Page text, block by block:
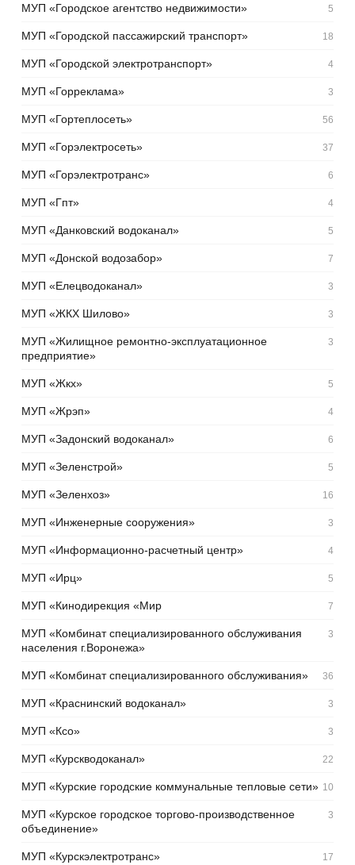
МУП «Городское агентство недвижимости» 5
МУП «Городской пассажирский транспорт» 18
МУП «Городской электротранспорт» 4
МУП «Горреклама» 3
МУП «Гортеплосеть» 56
МУП «Горэлектросеть» 37
МУП «Горэлектротранс» 6
МУП «Гпт» 4
МУП «Данковский водоканал» 5
МУП «Донской водозабор» 7
МУП «Елецводоканал» 3
МУП «ЖКХ Шилово» 3
МУП «Жилищное ремонтно-эксплуатационное
предприятие»
3
МУП «Жкх» 5
МУП «Жрэп» 4
МУП «Задонский водоканал» 6
МУП «Зеленстрой» 5
МУП «Зеленхоз» 16
МУП «Инженерные сооружения» 3
МУП «Информационно-расчетный центр» 4
МУП «Ирц» 5
МУП «Кинодирекция «Мир 7
МУП «Комбинат специализированного обслуживания
населения г.Воронежа»
3
МУП «Комбинат специализированного обслуживания» 36
МУП «Краснинский водоканал» 3
МУП «Ксо» 3
МУП «Курскводоканал» 22
МУП «Курские городские коммунальные тепловые сети» 10
МУП «Курское городское торгово-производственное
объединение»
3
МУП «Курскэлектротранс» 17